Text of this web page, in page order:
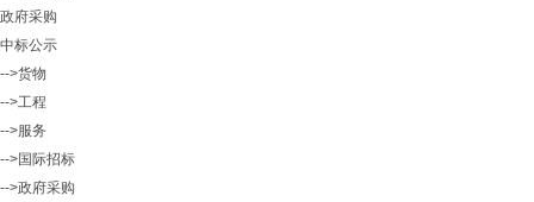
政府采购
中标公示
-->货物
-->工程
-->服务
-->国际招标
-->政府采购